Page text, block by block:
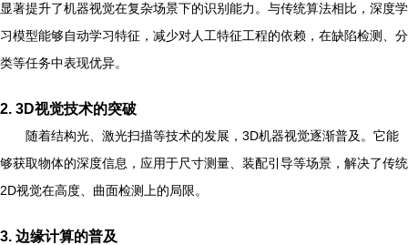
显著提升了机器视觉在复杂场景下的识别能力。与传统算法相比，深度学
习模型能够自动学习特征，减少对人工特征工程的依赖，在缺陷检测、分
类等任务中表现优异。
2. 3D视觉技术的突破
随着结构光、激光扫描等技术的发展，3D机器视觉逐渐普及。它能
够获取物体的深度信息，应用于尺寸测量、装配引导等场景，解决了传统
2D视觉在高度、曲面检测上的局限。
3. 边缘计算的普及